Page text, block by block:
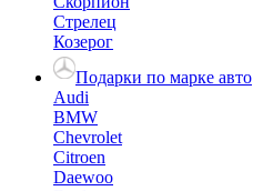
Стрелец
Козерог
Подарки по марке авто
Audi
BMW
Chevrolet
Citroen
Daewoo